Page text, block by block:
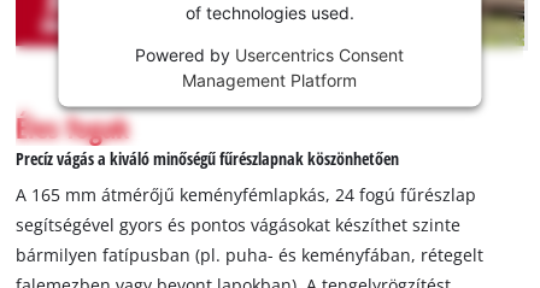
content
is
permitted
to
load
to
trackers
that
are
of technologies used.
Powered by Usercentrics Consent
Management Platform
Éles fogak
Precíz vágás a kiváló minőségű fűrészlapnak köszönhetően
A 165 mm átmérőjű keményfémlapkás, 24 fogú fűrészlap
segítségével gyors és pontos vágásokat készíthet szinte
bármilyen fatípusban (pl. puha- és keményfában, rétegelt